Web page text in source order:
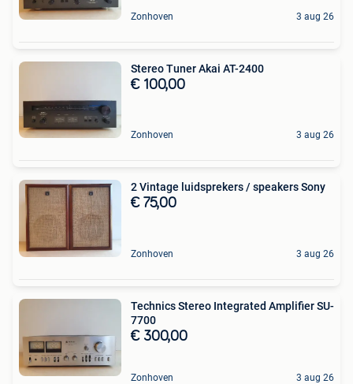
Zonhoven 3 aug 26
Stereo Tuner Akai AT-2400
€ 100,00
Zonhoven 3 aug 26
2 Vintage luidsprekers / speakers Sony
€ 75,00
Zonhoven 3 aug 26
Technics Stereo Integrated Amplifier SU-
7700
€ 300,00
Zonhoven 3 aug 26